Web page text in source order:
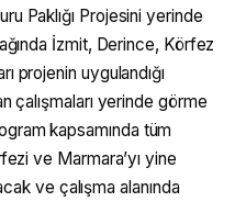
Paklığı Projesini yerinde
İzmit, Derince, Körfez
projenin uygulandığı
çalışmaları yerinde görme
kapsamında tüm
ve Marmara’yı yine
ve çalışma alanında